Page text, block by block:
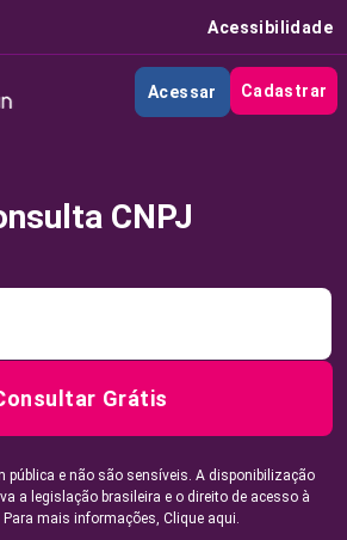
Acessibilidade
Acessar Cadastrar
CNPJ
Grátis
pública e não são sensíveis. A disponibilização
a legislação brasileira e o direito de acesso à
mais informações, Clique aqui.